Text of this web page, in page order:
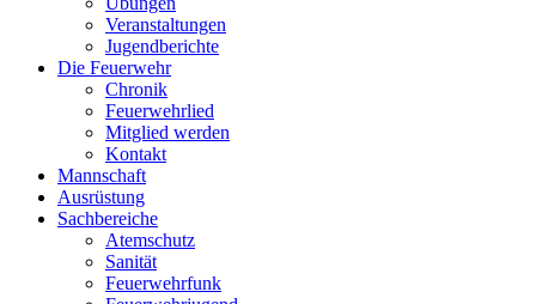
Veranstaltungen
Jugendberichte
Die Feuerwehr
Chronik
Feuerwehrlied
Mitglied werden
Kontakt
Mannschaft
Ausrüstung
Sachbereiche
Atemschutz
Sanität
Feuerwehrfunk